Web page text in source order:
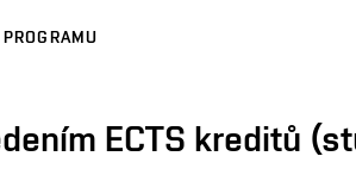
ECTS kreditů